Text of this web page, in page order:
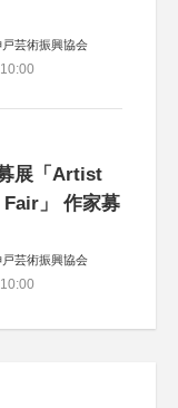
芸術振興協会
展「Artist
」 作家募
芸術振興協会